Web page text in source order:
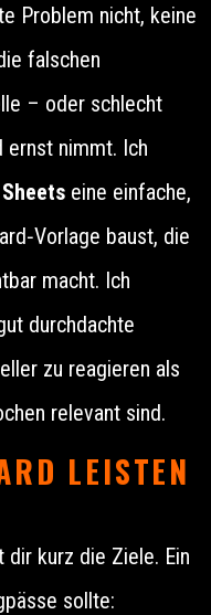
Problem nicht, keine
falschen
– oder schlecht
ernst nimmt. Ich
eine einfache,
baust, die
macht. Ich
durchdachte
zu reagieren als
relevant sind.
LEISTEN
kurz die Ziele. Ein
sollte: